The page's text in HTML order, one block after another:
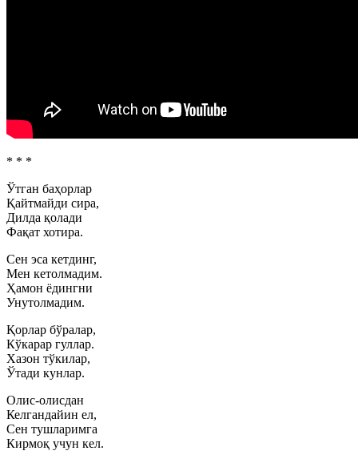
* * *
Ўтган баҳорлар
Қайтмайди сира,
Дилда қолади
Фақат хотира.
Сен эса кетдинг,
Мен кетолмадим.
Ҳамон ёдингни
Унутолмадим.
Қорлар бўралар,
Кўкарар гуллар.
Хазон тўкилар,
Ўтади кунлар.
Олис-олисдан
Келгандайин ел,
Сен тушларимга
Кирмоқ учун кел.